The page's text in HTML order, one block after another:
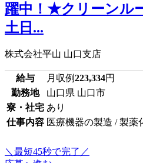
躍中！★クリーンル
土日...
株式会社平山 山口支店
給与 月収例223,334円
勤務地
山口県 山口市
寮・社宅 あり
仕事内容 医療機器の製造 / 製薬
＼最短45秒で完了／